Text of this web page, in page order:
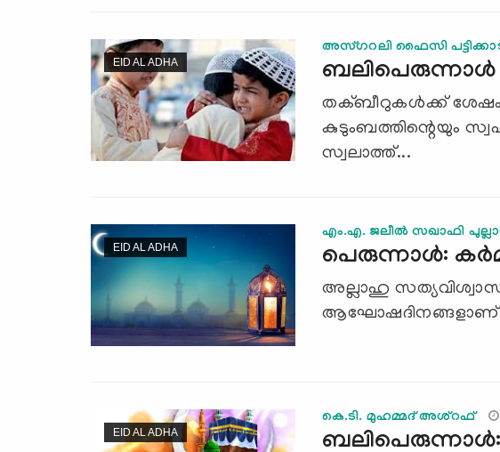
EID AL ADHA
അസ്ഗറലി ഫൈസി
ബലിപെരുന്നാള്‍
തക്ബീറുകള്‍ക്ക്
കുടുംബത്തിന്റെയും
സ്വലാത്ത്...
EID AL ADHA
എം.എ. ജലീല്‍ സഖാഫി
പെരുന്നാള്‍:
അല്ലാഹു
ആഘോഷദിനങ്ങളാണ്
EID AL ADHA
കെ.ടി. മുഹമ്മദ് അശ്റഫ്
ബലിപെരുന്നാള്‍: